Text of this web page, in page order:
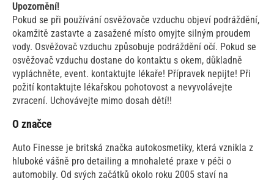
Upozornění!
Pokud se při používání osvěžovače vzduchu objeví podráždění,
okamžitě zastavte a zasažené místo omyjte silným proudem
vody. Osvěžovač vzduchu způsobuje podráždění očí. Pokud se
osvěžovač vzduchu dostane do kontaktu s okem, důkladně
vypláchněte, event. kontaktujte lékaře! Přípravek nepijte! Při
požití kontaktujte lékařskou pohotovost a nevyvolávejte
zvracení. Uchovávejte mimo dosah dětí!!
O značce
Auto Finesse je britská značka autokosmetiky, která vznikla z
hluboké vášně pro detailing a mnohaleté praxe v péči o
automobily. Od svých začátků okolo roku 2005 staví na